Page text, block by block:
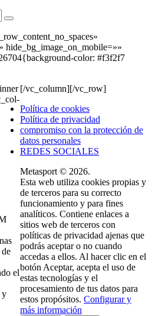
hide_bg_image_on_mobile=»»
color: #f3f2f7
el
y
[/vc_column][/vc_row]
Política de cookies
Política de privacidad
compromiso con la protección de
datos personales
REDES SOCIALES
Metasport © 2026.
Esta web utiliza cookies propias y
de terceros para su correcto
funcionamiento y para fines
analíticos. Contiene enlaces a
sitios web de terceros con
políticas de privacidad ajenas que
podrás aceptar o no cuando
accedas a ellos. Al hacer clic en el
botón Aceptar, acepta el uso de
estas tecnologías y el
procesamiento de tus datos para
estos propósitos. Configurar y
más información